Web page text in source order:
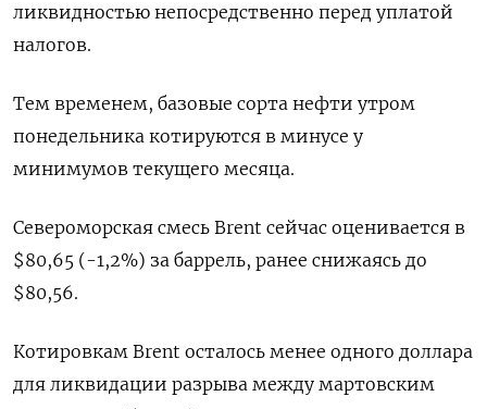
ликвидностью непосредственно перед уплатой
налогов.
Тем временем, базовые сорта нефти утром
понедельника котируются в минусе у
минимумов текущего месяца.
Североморская смесь Brent сейчас оценивается в
$80,65 (-1,2%) за баррель, ранее снижаясь до
$80,56.
Котировкам Brent осталось менее одного доллара
для ликвидации разрыва между мартовским